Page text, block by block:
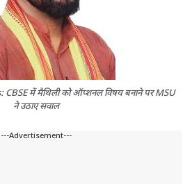
में मैथिली को ऑप्शनल विषय बनाने पर MSU
ने उठाए सवाल
---Advertisement---